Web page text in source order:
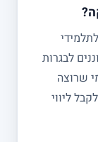
לבגרות
שרוצה
ליווי